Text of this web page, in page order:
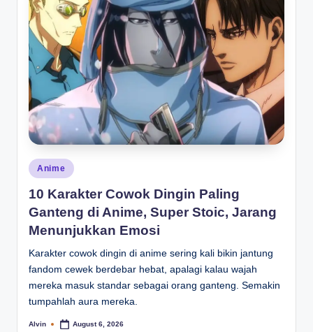
c
o
m
Posted
in
Anime
10 Karakter Cowok Dingin Paling
Ganteng di Anime, Super Stoic, Jarang
Menunjukkan Emosi
Karakter cowok dingin di anime sering kali bikin jantung
fandom cewek berdebar hebat, apalagi kalau wajah
mereka masuk standar sebagai orang ganteng. Semakin
tumpahlah aura mereka.
Posted
Alvin August 6, 2026